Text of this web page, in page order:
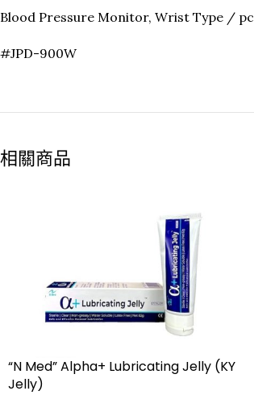
Blood Pressure Monitor, Wrist Type / pc
#JPD-900W
相關商品
“N Med” Alpha+ Lubricating Jelly (KY
Jelly)